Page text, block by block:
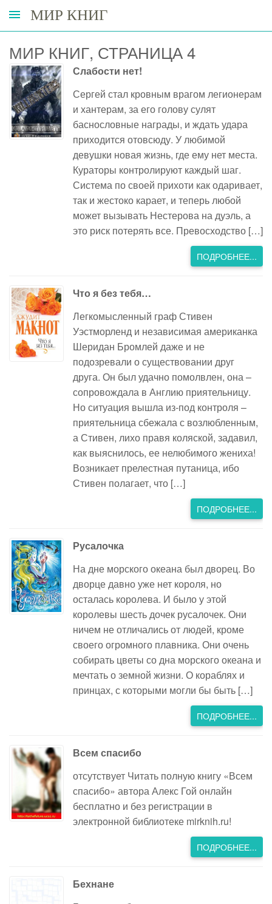
МИР КНИГ
МИР КНИГ, СТРАНИЦА 4
Слабости нет!
Сергей стал кровным врагом легионерам
и хантерам, за его голову сулят
баснословные награды, и ждать удара
приходится отовсюду. У любимой
девушки новая жизнь, где ему нет места.
Кураторы контролируют каждый шаг.
Система по своей прихоти как одаривает,
так и жестоко карает, и теперь любой
может вызывать Нестерова на дуэль, а
это риск потерять все. Превосходство […]
ПОДРОБНЕЕ...
Что я без тебя…
Легкомысленный граф Стивен
Уэстморленд и независимая американка
Шеридан Бромлей даже и не
подозревали о существовании друг
друга. Он был удачно помолвлен, она –
сопровождала в Англию приятельницу.
Но ситуация вышла из-под контроля –
приятельница сбежала с возлюбленным,
а Стивен, лихо правя коляской, задавил,
как выяснилось, ее нелюбимого жениха!
Возникает прелестная путаница, ибо
Стивен полагает, что […]
ПОДРОБНЕЕ...
Русалочка
На дне морского океана был дворец. Во
дворце давно уже нет короля, но
осталась королева. И было у этой
королевы шесть дочек русалочек. Они
ничем не отличались от людей, кроме
своего огромного плавника. Они очень
собирать цветы со дна морского океана и
мечтать о земной жизни. О кораблях и
принцах, с которыми могли бы быть […]
ПОДРОБНЕЕ...
Всем спасибо
отсутствует Читать полную книгу «Всем
спасибо» автора Алекс Гой онлайн
бесплатно и без регистрации в
электронной библиотеке mirknih.ru!
ПОДРОБНЕЕ...
Бехнане